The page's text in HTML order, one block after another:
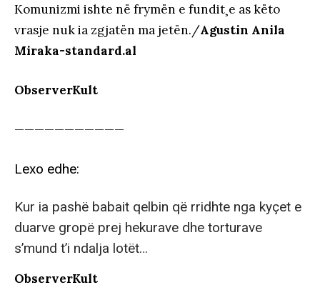
Komunizmi ishte në frymën e fundit¸e as këto
vrasje nuk ia zgjatën ma jetën./Agustin Anila
Miraka-standard.al
ObserverKult
———————————
Lexo edhe:
Kur ia pashë babait qelbin që rridhte nga kyçet e
duarve gropë prej hekurave dhe torturave
s’mund t’i ndalja lotët…
ObserverKult